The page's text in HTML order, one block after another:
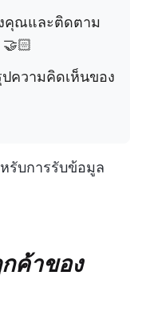
คุณและติดตาม
ความคิดเห็นของ
รับการรับข้อมูล
ค้าของ